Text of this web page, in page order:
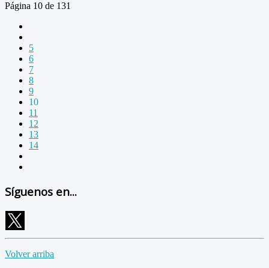
Página 10 de 131
5
6
7
8
9
10
11
12
13
14
Síguenos en...
Volver arriba